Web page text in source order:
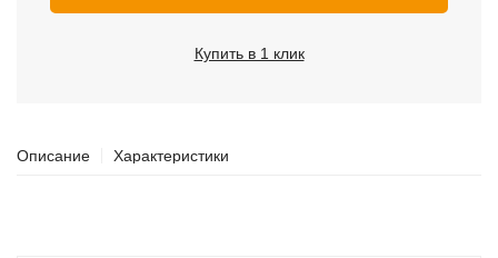
Купить в 1 клик
Описание Характеристики